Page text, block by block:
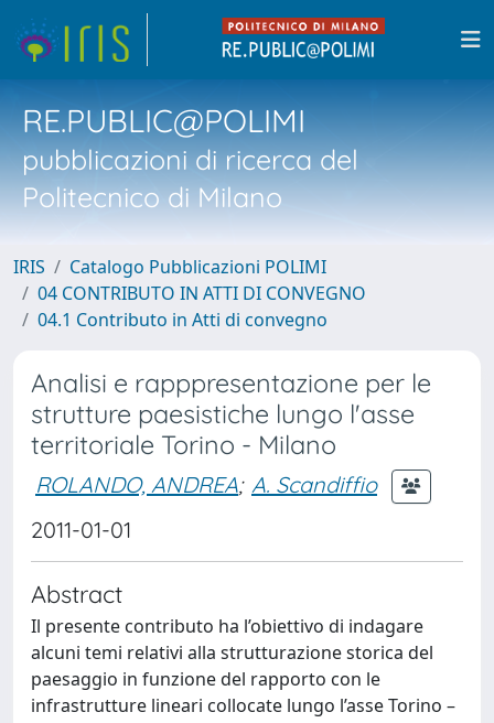
RE.PUBLIC@POLIMI
pubblicazioni di ricerca del
Politecnico di Milano
IRIS
Catalogo Pubblicazioni POLIMI
04 CONTRIBUTO IN ATTI DI CONVEGNO
04.1 Contributo in Atti di convegno
Analisi e rapppresentazione per le
strutture paesistiche lungo l'asse
territoriale Torino - Milano
ROLANDO, ANDREA; A. Scandiffio
2011-01-01
Abstract
Il presente contributo ha l’obiettivo di indagare
alcuni temi relativi alla strutturazione storica del
paesaggio in funzione del rapporto con le
infrastrutture lineari collocate lungo l’asse Torino –